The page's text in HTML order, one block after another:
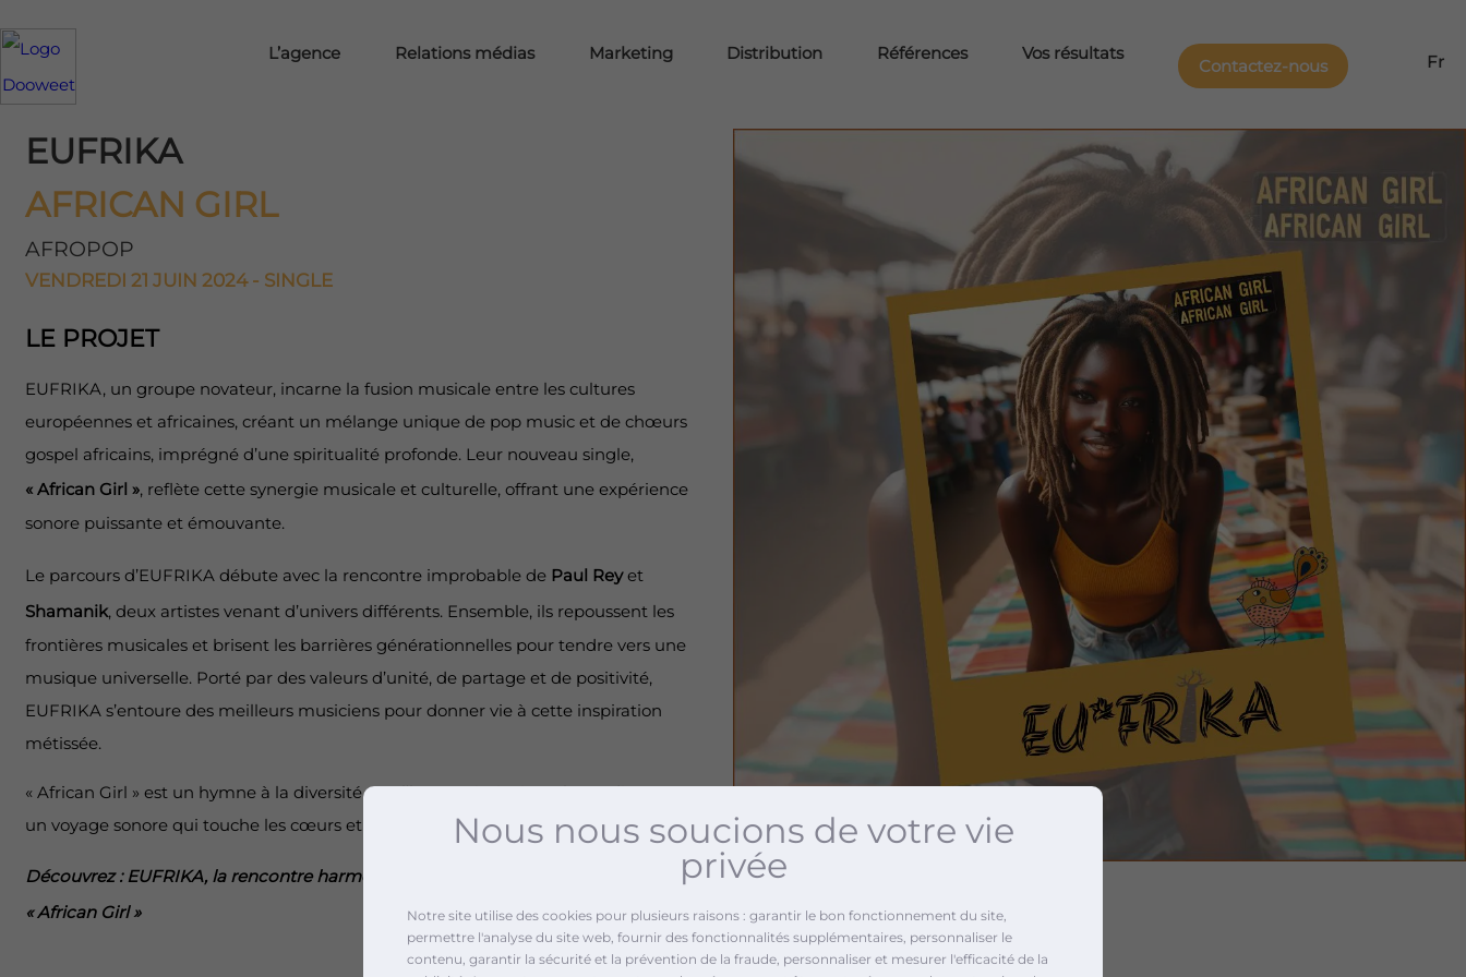
L’agence Relations médias Marketing Distribution Références Vos résultats
Contactez-nous Fr
EUFRIKA
AFRICAN GIRL
AFROPOP
VENDREDI 21 JUIN 2024 - SINGLE
LE PROJET
EUFRIKA, un groupe novateur, incarne la fusion musicale entre les cultures
européennes et africaines, créant un mélange unique de pop music et de chœurs
gospel africains, imprégné d’une spiritualité profonde. Leur nouveau single,
« African Girl », reflète cette synergie musicale et culturelle, offrant une expérience
sonore puissante et émouvante.
Le parcours d’EUFRIKA débute avec la rencontre improbable de Paul Reyet
Shamanik, deux artistes venant d’univers différents. Ensemble, ils repoussent les
frontières musicales et brisent les barrières générationnelles pour tendre vers une
musique universelle. Porté par des valeurs d’unité, de partage et de positivité,
EUFRIKA s’entoure des meilleurs musiciens pour donner vie à cette inspiration
métissée.
« African Girl » est un hymne à la diversité et à l’harmonie, invitant les auditeurs à
un voyage sonore qui touche les cœurs et élève les esprits.
Découvrez : EUFRIKA, la rencontre harmonieuse de l’Europe et de l’Afrique avec
« African Girl »
Nous nous soucions de votre vie
privée
Notre site utilise des cookies pour plusieurs raisons : garantir le bon fonctionnement du site,
permettre l'analyse du site web, fournir des fonctionnalités supplémentaires, personnaliser le
contenu, garantir la sécurité et la prévention de la fraude, personnaliser et mesurer l'efficacité de la